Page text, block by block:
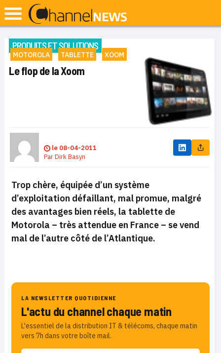
PRODUITS ET SOLUTIONS
MOTOROLA TABLETTE XOOM
Le flop de la Xoom
le 08-04-2011
ParDirk Basyn
Trop chère, équipée d’un système
d’exploitation défaillant, mal promue, malgré
des avantages bien réels, la tablette de
Motorola – très attendue en France – se vend
mal de l’autre côté de l’Atlantique.
LA NEWSLETTER QUOTIDIENNE
L'actu du channel chaque matin
L'essentiel de la distribution IT & télécoms, chaque matin
vers 7h dans votre boîte mail.